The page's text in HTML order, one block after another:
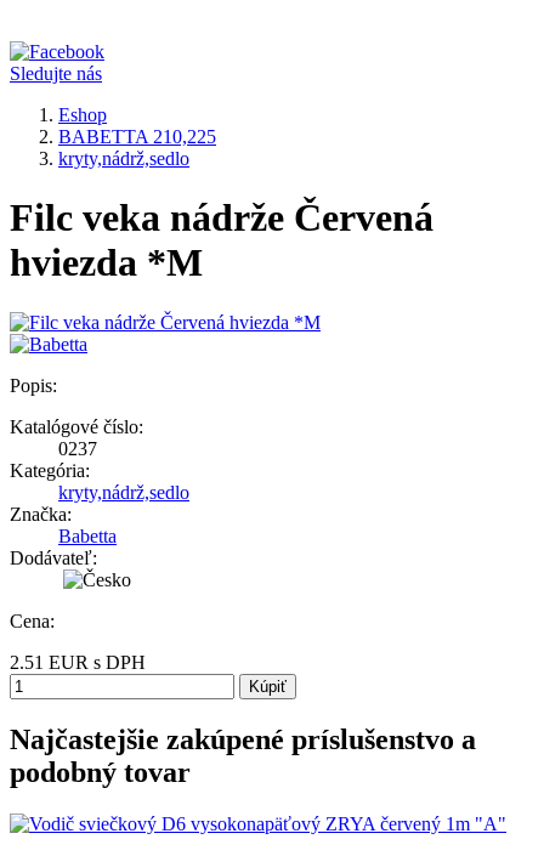
Sledujte nás
Eshop
BABETTA 210,225
kryty,nádrž,sedlo
Filc veka nádrže Červená
hviezda *M
Popis:
Katalógové číslo:
0237
Kategória:
kryty,nádrž,sedlo
Značka:
Babetta
Dodávateľ:
Cena:
2.51 EUR s DPH
Kúpiť
Najčastejšie zakúpené príslušenstvo a
podobný tovar